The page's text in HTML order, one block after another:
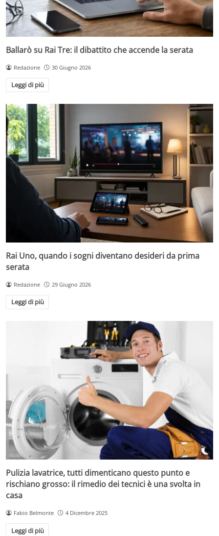
Ballarò su Rai Tre: il dibattito che accende la serata
Redazione 30 Giugno 2026
Leggi di più
Rai Uno, quando i sogni diventano desideri da prima
serata
Redazione 29 Giugno 2026
Leggi di più
Pulizia lavatrice, tutti dimenticano questo punto e
rischiano grosso: il rimedio dei tecnici è una svolta in
casa
Fabio Belmonte 4 Dicembre 2025
Leggi di più